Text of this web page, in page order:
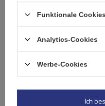
Funktionale
Analytics-Cookies
Werbe-Cookies
Ich